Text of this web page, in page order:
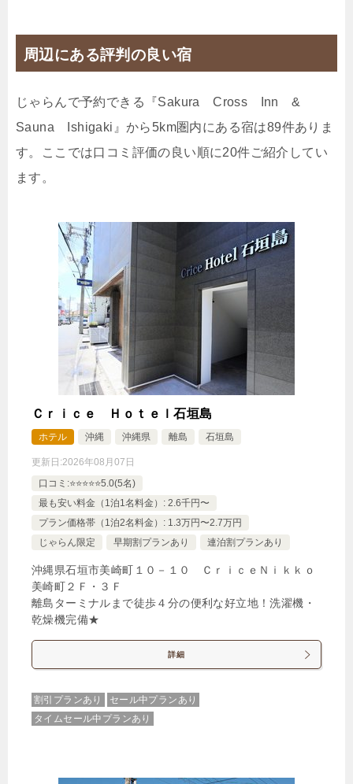
お得★サウナでととのう
４ベッド 🍴食事なし IN16:00- OUT-11:00
禁煙ルーム
プレミアムファミリースイート最大8名推奨4名+ス
合計（税込）
32,980円
【選べるお部屋と価格】
32,980円 プレミアムファミリースイート最大
8名推奨4名+スチームサウナ
28,800円 デラックスファミリースイート最大
8名推奨4名+ドライサウナ
周辺にある評判の良い宿
じゃらんで予約できる『Sakura Cross Inn &
Sauna Ishigaki』から5km圏内にある宿は89件ありま
す。ここでは口コミ評価の良い順に20件ご紹介してい
ます。
Ｃｒｉｃｅ Ｈｏｔｅｌ石垣島
ホテル 沖縄 沖縄県 離島 石垣島
更新日:2026年08月07日
口コミ:⭐️⭐️⭐️⭐️⭐️5.0(5名)
最も安い料金（1泊1名料金）: 2.6千円〜
プラン価格帯（1泊2名料金）: 1.3万円〜2.7万円
じゃらん限定
早期割プランあり 連泊割プランあり
沖縄県石垣市美崎町１０－１０ ＣｒｉｃｅＮｉｋｋｏ
美崎町２Ｆ・３Ｆ
離島ターミナルまで徒歩４分の便利な好立地！洗濯機・
乾燥機完備★
詳細
割引プランあり
セール中プランあり
タイムセール中プランあり